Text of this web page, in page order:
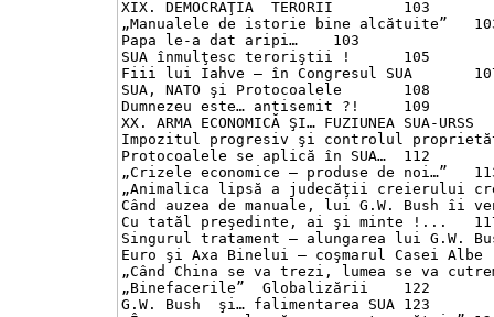
XIX. DEMOCRAŢIA  TERORII	103
„Manualele de istorie bine alcătuite”	103
Papa le-a dat aripi…	103
SUA înmulţesc teroriştii !	105
Fiii lui Iahve – în Congresul SUA	107
SUA, NATO şi Protocoalele	108
Dumnezeu este… antisemit ?!	109
XX. ARMA ECONOMICĂ ŞI… FUZIUNEA SUA-URSS	111
Impozitul progresiv şi controlul proprietăţii
Protocoalele se aplică în SUA…	112
„Crizele economice – produse de noi…”	113
„Animalica lipsă a judecăţii creierului
Când auzea de manuale, lui G.W. Bush îi
Cu tatăl preşedinte, ai şi minte !...	117
Singurul tratament – alungarea lui G.W. Bush…
Euro şi Axa Binelui – coşmarul Casei Albe	119
„Când China se va trezi, lumea se va
„Binefacerile”  Globalizării	122
G.W. Bush  şi… falimentarea SUA	123